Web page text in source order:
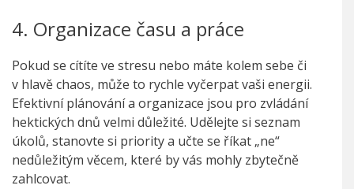
4. Organizace času a práce
Pokud se cítíte ve stresu nebo máte kolem sebe či
v hlavě chaos, může to rychle vyčerpat vaši energii.
Efektivní plánování a organizace jsou pro zvládání
hektických dnů velmi důležité. Udělejte si seznam
úkolů, stanovte si priority a učte se říkat „ne“
nedůležitým věcem, které by vás mohly zbytečně
zahlcovat.